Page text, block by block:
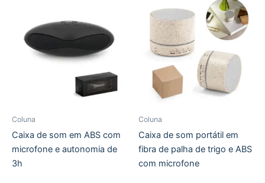
Coluna
Caixa de som em ABS com
microfone e autonomia de
3h
Coluna
Caixa de som portátil em
fibra de palha de trigo e ABS
com microfone